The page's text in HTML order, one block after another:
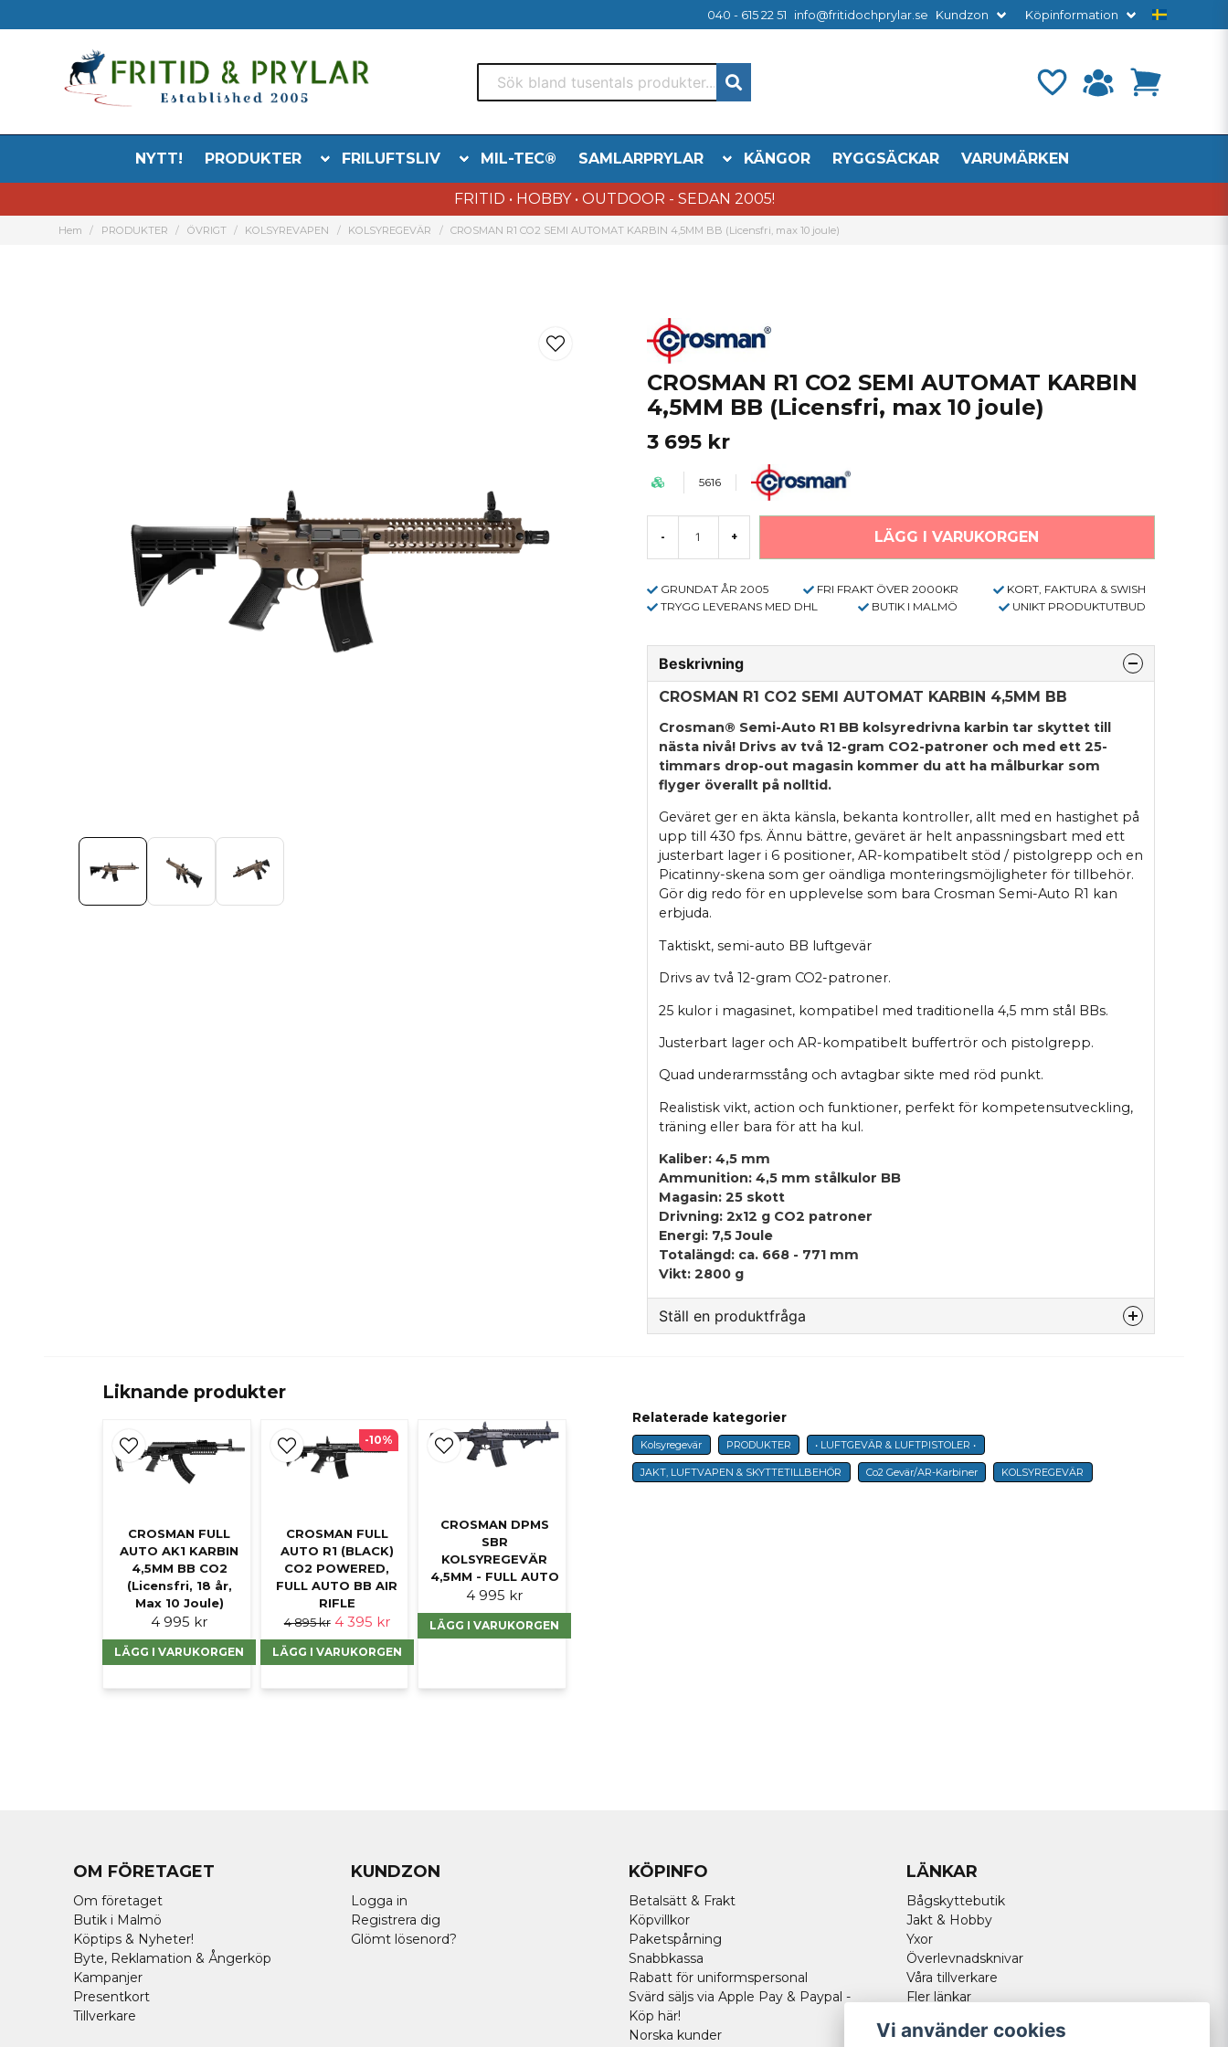
040 - 615 22 51 info@fritidochprylar.se Kundzon Köpinformation
NYTT! PRODUKTER FRILUFTSLIV MIL-TEC® SAMLARPRYLAR KÄNGOR RYGGSÄCKAR VARUMÄRKEN
FRITID • HOBBY • OUTDOOR - SEDAN 2005!
Hem PRODUKTER ÖVRIGT KOLSYREVAPEN KOLSYREGEVÄR CROSMAN R1 CO2 SEMI AUTOMAT KARBIN 4,5MM BB (Licensfri, max 10 joule)
CROSMAN R1 CO2 SEMI AUTOMAT KARBIN
4,5MM BB (Licensfri, max 10 joule)
3 695 kr
5616
- + LÄGG I VARUKORGEN
GRUNDAT ÅR 2005 FRI FRAKT ÖVER 2000KR
KORT, FAKTURA & SWISH
TRYGG LEVERANS MED DHL
BUTIK I MALMÖ UNIKT PRODUKTUTBUD
Beskrivning
CROSMAN R1 CO2 SEMI AUTOMAT KARBIN 4,5MM BB
Crosman® Semi-Auto R1 BB kolsyredrivna karbin tar skyttet till
nästa nivå! Drivs av två 12-gram CO2-patroner och med ett 25-
timmars drop-out magasin kommer du att ha målburkar som
flyger överallt på nolltid.
Geväret ger en äkta känsla, bekanta kontroller, allt med en hastighet på
upp till 430 fps. Ännu bättre, geväret är helt anpassningsbart med ett
justerbart lager i 6 positioner, AR-kompatibelt stöd / pistolgrepp och en
Picatinny-skena som ger oändliga monteringsmöjligheter för tillbehör.
Gör dig redo för en upplevelse som bara Crosman Semi-Auto R1 kan
erbjuda.
Taktiskt, semi-auto BB luftgevär
Drivs av två 12-gram CO2-patroner.
25 kulor i magasinet, kompatibel med traditionella 4,5 mm stål BBs.
Justerbart lager och AR-kompatibelt buffertrör och pistolgrepp.
Quad underarmsstång och avtagbar sikte med röd punkt.
Realistisk vikt, action och funktioner, perfekt för kompetensutveckling,
träning eller bara för att ha kul.
Kaliber: 4,5 mm
Ammunition: 4,5 mm stålkulor BB
Magasin: 25 skott
Drivning: 2x12 g CO2 patroner
Energi: 7,5 Joule
Totalängd: ca. 668 - 771 mm
Vikt: 2800 g
Ställ en produktfråga
name
Namn email
E-postadress
Liknande produkter
CROSMAN FULL
AUTO AK1 KARBIN
4,5MM BB CO2
(Licensfri, 18 år,
Max 10 Joule)
4 995 kr
LÄGG I VARUKORGEN
CROSMAN FULL
AUTO R1 (BLACK)
CO2 POWERED,
FULL AUTO BB AIR
RIFLE
4 895 kr 4 395 kr
LÄGG I VARUKORGEN
-10%
CROSMAN DPMS
SBR
KOLSYREGEVÄR
4,5MM - FULL AUTO
4 995 kr
LÄGG I VARUKORGEN
Relaterade kategorier
Kolsyregevär PRODUKTER • LUFTGEVÄR & LUFTPISTOLER •
JAKT, LUFTVAPEN & SKYTTETILLBEHÖR Co2 Gevär/AR-Karbiner KOLSYREGEVÄR
OM FÖRETAGET
Om företaget
Butik i Malmö
Köptips & Nyheter!
Byte, Reklamation & Ångerköp
Kampanjer
Presentkort
Tillverkare
KUNDZON
Logga in
Registrera dig
Glömt lösenord?
KÖPINFO
Betalsätt & Frakt
Köpvillkor
Paketspårning
Snabbkassa
Rabatt för uniformspersonal
Svärd säljs via Apple Pay & Paypal -
Köp här!
Norska kunder
LÄNKAR
Bågskyttebutik
Jakt & Hobby
Yxor
Överlevnadsknivar
Våra tillverkare
Fler länkar
Vi använder cookies